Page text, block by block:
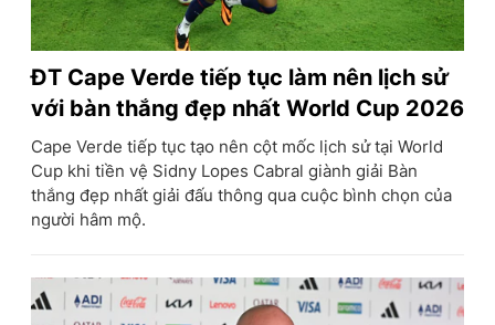
ĐT Cape Verde tiếp tục làm nên lịch sử
với bàn thắng đẹp nhất World Cup 2026
Cape Verde tiếp tục tạo nên cột mốc lịch sử tại World
Cup khi tiền vệ Sidny Lopes Cabral giành giải Bàn
thắng đẹp nhất giải đấu thông qua cuộc bình chọn của
người hâm mộ.